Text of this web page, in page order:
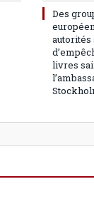
Des
autorités
livres